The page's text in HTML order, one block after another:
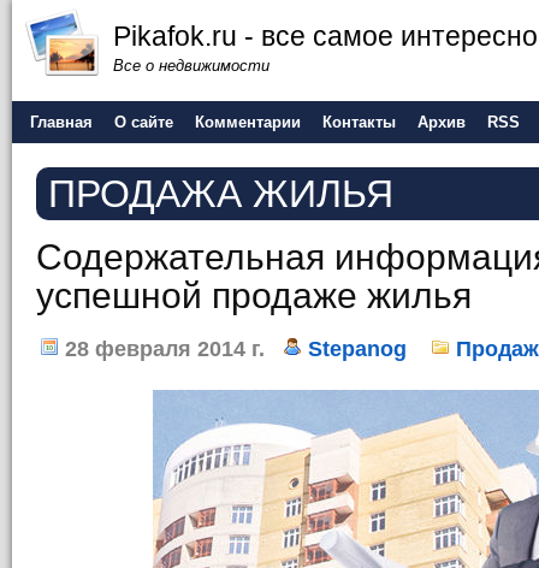
Pikafok.ru - все самое
Все о недвижимости
Главная О сайте Комментарии Контакты Архив RSS
ПРОДАЖА ЖИЛЬЯ
Содержательная
успешной продаже жилья
28 февраля 2014 г. Stepanog